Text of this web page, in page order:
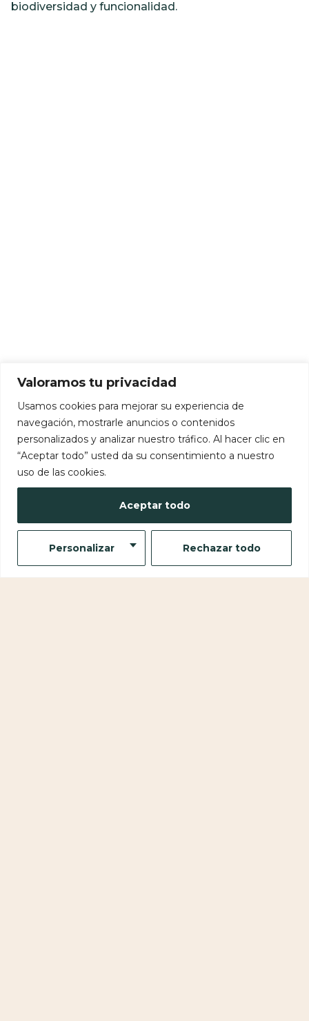
Valoramos tu privacidad
Usamos cookies para mejorar su experiencia de
navegación, mostrarle anuncios o contenidos
personalizados y analizar nuestro tráfico. Al hacer clic en
“Aceptar todo” usted da su consentimiento a nuestro
uso de las cookies.
Personalizar Rechazar todo
Aceptar todo
biodiversidad y funcionalidad.
Giambattista Valli 2024